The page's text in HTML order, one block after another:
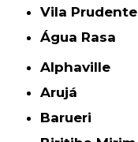
Vila Prudente
Água Rasa
Alphaville
Arujá
Barueri